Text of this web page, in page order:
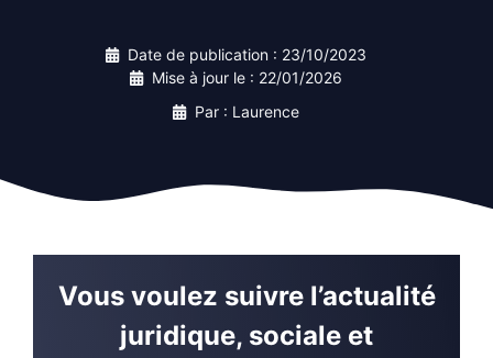
Date de publication : 23/10/2023
Mise à jour le : 22/01/2026
Par : Laurence
Vous voulez suivre l’actualité
juridique, sociale et